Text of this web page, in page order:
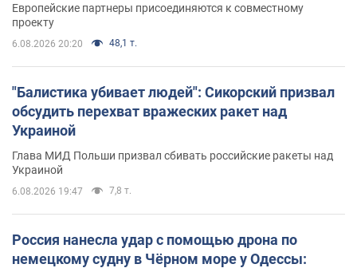
Европейские партнеры присоединяются к совместному
проекту
6.08.2026 20:20 48,1 т.
"Балистика убивает людей": Сикорский призвал
обсудить перехват вражеских ракет над
Украиной
Глава МИД Польши призвал сбивать российские ракеты над
Украиной
6.08.2026 19:47 7,8 т.
Россия нанесла удар с помощью дрона по
немецкому судну в Чёрном море у Одессы: